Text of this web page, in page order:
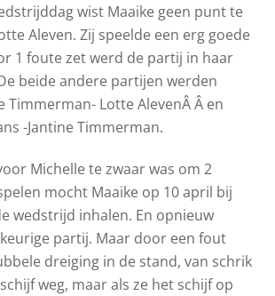
wist Maaike geen punt te
Aleven. Zij speelde een erg goede
1 foute zet werd de partij in haar
beide andere partijen werden
Timmerman- Lotte AlevenÂ Â en
-Jantine Timmerman.
Michelle te zwaar was om 2
mocht Maaike op 10 april bij
wedstrijd inhalen. En opnieuw
partij. Maar door een fout
dreiging in de stand, van schrik
weg, maar als ze het schijf op